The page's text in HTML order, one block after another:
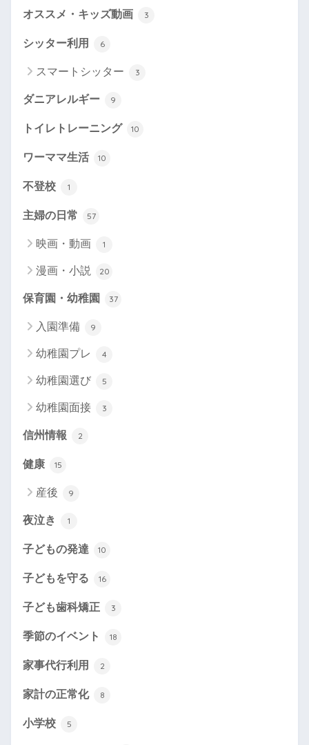
オススメ・キッズ動画 3
シッター利用 6
スマートシッター 3
ダニアレルギー 9
トイレトレーニング 10
ワーママ生活 10
不登校 1
主婦の日常 57
映画・動画 1
漫画・小説 20
保育園・幼稚園 37
入園準備 9
幼稚園プレ 4
幼稚園選び 5
幼稚園面接 3
信州情報 2
健康 15
産後 9
夜泣き 1
子どもの発達 10
子どもを守る 16
子ども歯科矯正 3
季節のイベント 18
家事代行利用 2
家計の正常化 8
小学校 5